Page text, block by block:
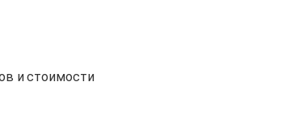
и стоимости